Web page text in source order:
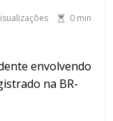
0 min
envolvendo
na BR-